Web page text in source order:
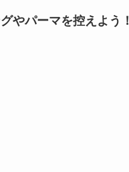
やパーマを控えよう！